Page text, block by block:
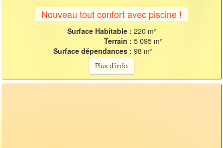
Nouveau tout confort avec piscine !
Surface Habitable : 220 m²
Terrain : 5 095 m²
Surface dépendances : 98 m²
Plus d'info